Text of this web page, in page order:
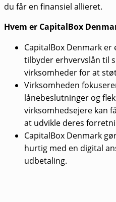
du får en finansiel allieret.
Hvem er CapitalBox
CapitalBox Denmark
tilbyder erhvervslån til
virksomheder for at
Virksomheden
lånebeslutninger og
virksomhedsejere kan
at udvikle deres
CapitalBox Denmark
hurtig med en digital
udbetaling.